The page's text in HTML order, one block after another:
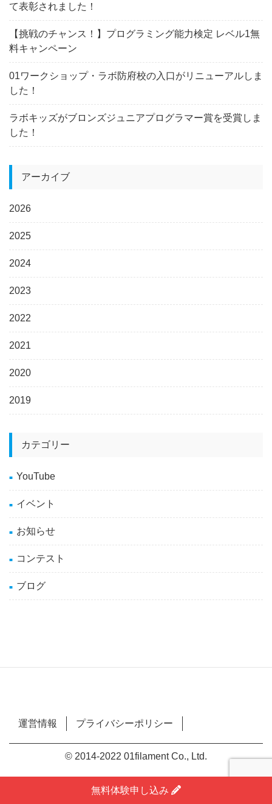
無料体験申し込み
て表彰されました！
【挑戦のチャンス！】プログラミング能力検定 レベル1無
料キャンペーン
01ワークショップ・ラボ防府校の入口がリニューアルしま
した！
ラボキッズがブロンズジュニアプログラマー賞を受賞しま
した！
アーカイブ
2026
2025
2024
2023
2022
2021
2020
2019
カテゴリー
YouTube
イベント
お知らせ
コンテスト
ブログ
運営情報 プライバシーポリシー
© 2014-2022 01filament Co., Ltd.
OFFICIAL SNS